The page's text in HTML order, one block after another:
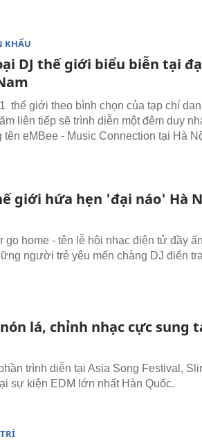
KHẤU
DJ thế giới biểu biễn tại
thế giới theo bình chọn của tạp chí
liên tiếp sẽ trình diễn một đêm duy
tên eMBee - Music Connection tại Hà
giới hứa hẹn 'đại náo' Hà
go home - tên lễ hội nhạc điện tử đầy
người trẻ yêu mến chàng DJ điển
lá, chỉnh nhạc cực sung
trình diễn tại Asia Song Festival,
sự kiện EDM lớn nhất Hàn Quốc.